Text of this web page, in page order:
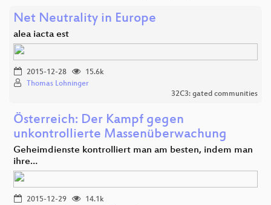
Net Neutrality in Europe
alea iacta est
2015-12-28
15.6k
Thomas Lohninger
32C3: gated communities
Österreich: Der Kampf gegen
unkontrollierte Massenüberwachung
Geheimdienste kontrolliert man am besten, indem man
ihre…
2015-12-29
14.1k